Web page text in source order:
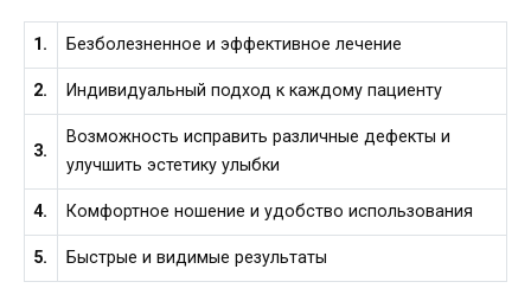
1. Безболезненное и эффективное лечение
2. Индивидуальный подход к каждому пациенту
3.
Возможность исправить различные дефекты и
улучшить эстетику улыбки
4. Комфортное ношение и удобство использования
5. Быстрые и видимые результаты